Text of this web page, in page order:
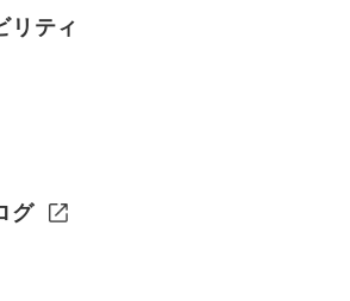
リティ
グ